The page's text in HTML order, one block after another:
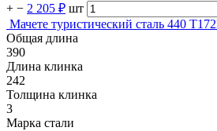
+ − 2 205 ₽ шт
Мачете туристический сталь 440
Общая длина
390
Длина клинка
242
Толщина клинка
3
Марка стали